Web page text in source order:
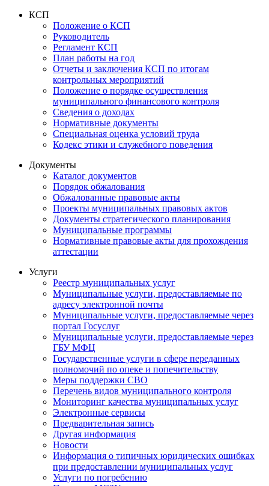
КСП
Положение о КСП
Руководитель
Регламент КСП
План работы на год
Отчеты и заключения КСП по итогам
контрольных мероприятий
Положение о порядке осуществления
муниципального финансового контроля
Сведения о доходах
Нормативные документы
Специальная оценка условий труда
Кодекс этики и служебного поведения
Документы
Каталог документов
Порядок обжалования
Обжалованные правовые акты
Проекты муниципальных правовых актов
Документы стратегического планирования
Муниципальные программы
Нормативные правовые акты для прохождения
аттестации
Услуги
Реестр муниципальных услуг
Муниципальные услуги, предоставляемые по
адресу электронной почты
Муниципальные услуги, предоставляемые через
портал Госуслуг
Муниципальные услуги, предоставляемые через
ГБУ МФЦ
Государственные услуги в сфере переданных
полномочий по опеке и попечительству
Меры поддержки СВО
Перечень видов муниципального контроля
Мониторинг качества муниципальных услуг
Электронные сервисы
Предварительная запись
Другая информация
Новости
Информация о типичных юридических ошибках
при предоставлении муниципальных услуг
Услуги по погребению